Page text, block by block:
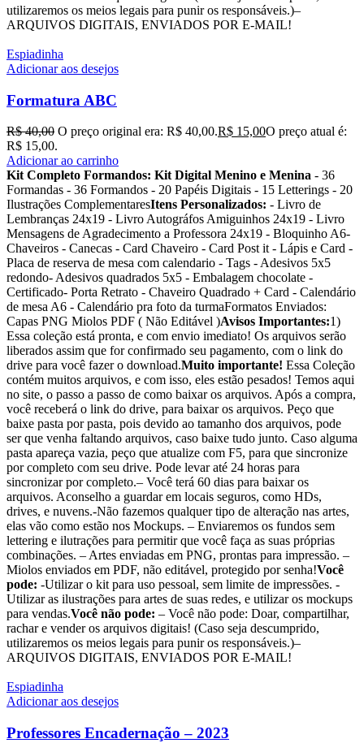
utilizaremos os meios legais para punir os responsáveis.)–
ARQUIVOS DIGITAIS, ENVIADOS POR E-MAIL!
Espiadinha
Adicionar aos desejos
Formatura ABC
R$40,00 O preço original era: R$ 40,00.R$ 15,00O preço atual é:
R$ 15,00.
Adicionar ao carrinho
Kit Completo Formandos: Kit Digital Menino e Menina - 36
Formandas - 36 Formandos - 20 Papéis Digitais - 15 Letterings - 20
Ilustrações ComplementaresItens Personalizados: - Livro de
Lembranças 24x19 - Livro Autográfos Amiguinhos 24x19 - Livro
Mensagens de Agradecimento a Professora 24x19 - Bloquinho A6-
Chaveiros - Canecas - Card Chaveiro - Card Post it - Lápis e Card -
Placa de reserva de mesa com calendario - Tags - Adesivos 5x5
redondo- Adesivos quadrados 5x5 - Embalagem chocolate -
Certificado- Porta Retrato - Chaveiro Quadrado + Card - Calendário
de mesa A6 - Calendário pra foto da turmaFormatos Enviados:
Capas PNG Miolos PDF ( Não Editável )Avisos Importantes:1)
Essa coleção está pronta, e com envio imediato! Os arquivos serão
liberados assim que for confirmado seu pagamento, com o link do
drive para você fazer o download.Muito importante! Essa Coleção
contém muitos arquivos, e com isso, eles estão pesados! Temos aqui
no site, o passo a passo de como baixar os arquivos. Após a compra,
você receberá o link do drive, para baixar os arquivos. Peço que
baixe pasta por pasta, pois devido ao tamanho dos arquivos, pode
ser que venha faltando arquivos, caso baixe tudo junto. Caso alguma
pasta apareça vazia, peço que atualize com F5, para que sincronize
por completo com seu drive. Pode levar até 24 horas para
sincronizar por completo.– Você terá 60 dias para baixar os
arquivos. Aconselho a guardar em locais seguros, como HDs,
drives, e nuvens.-Não fazemos qualquer tipo de alteração nas artes,
elas vão como estão nos Mockups. – Enviaremos os fundos sem
lettering e ilutrações para permitir que você faça as suas próprias
combinações. – Artes enviadas em PNG, prontas para impressão. –
Miolos enviados em PDF, não editável, protegido por senha!Você
pode: -Utilizar o kit para uso pessoal, sem limite de impressões. -
Utilizar as ilustrações para artes de suas redes, e utilizar os mockups
para vendas.Você não pode: – Você não pode: Doar, compartilhar,
rachar e vender os arquivos digitais! (Caso seja descumprido,
utilizaremos os meios legais para punir os responsáveis.)–
ARQUIVOS DIGITAIS, ENVIADOS POR E-MAIL!
Espiadinha
Adicionar aos desejos
Professores Encadernação – 2023